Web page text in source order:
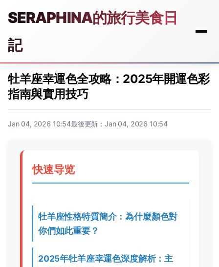
SERAPHINA的旅行美食日
記
牡羊座幸運色全攻略：2025年開運色彩
指南與實用技巧
Jan 04, 2026 10:54最後更新：Jan 04, 2026 10:54
快速导览
牡羊座性格特質簡介：為什麼顏色對
你們如此重要？
2025年牡羊座幸運色深度解析：主